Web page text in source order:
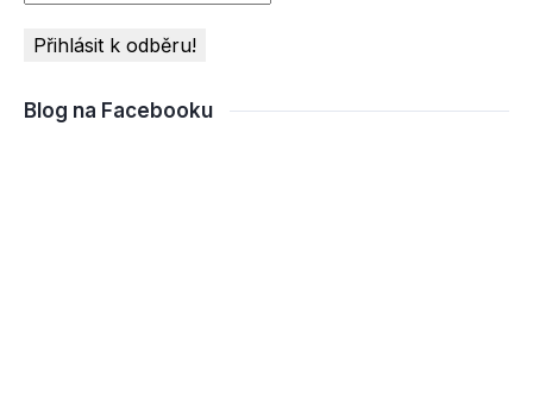
Blog na Facebooku